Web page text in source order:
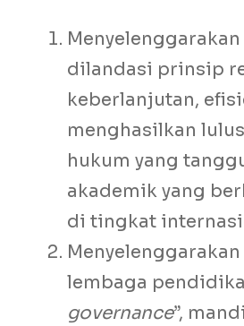
dilandasi prinsip
keberlanjutan,
menghasilkan
hukum yang
akademik yang
di tingkat
lembaga
governance”,